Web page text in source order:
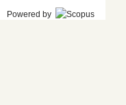
Powered by